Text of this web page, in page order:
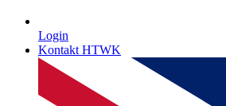
Login
Kontakt HTWK